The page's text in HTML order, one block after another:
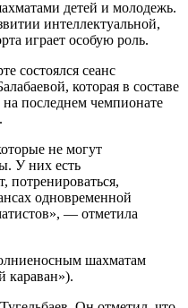
детей и молодежь.
интеллектуальной,
играет особую роль.
состоялся сеанс
которая в составе
последнем чемпионате
не могут
У них есть
потренироваться,
одновременной
— отметила
шахматам
караван»).